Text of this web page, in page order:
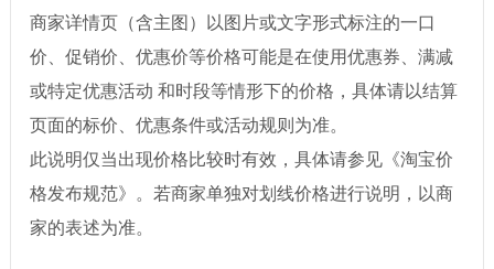
商家详情页（含主图）以图片或文字形式标注的一口
价、促销价、优惠价等价格可能是在使用优惠券、满减
或特定优惠活动 和时段等情形下的价格，具体请以结算
页面的标价、优惠条件或活动规则为准。
此说明仅当出现价格比较时有效，具体请参见《淘宝价
格发布规范》。若商家单独对划线价格进行说明，以商
家的表述为准。